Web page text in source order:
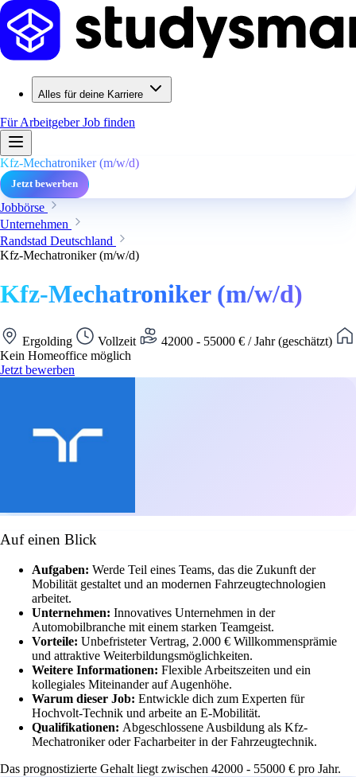
Alles für deine Karriere
Für ArbeitgeberJob finden
Kfz-Mechatroniker (m/w/d)
Jetzt bewerben
Jobbörse
Unternehmen
Randstad Deutschland
Kfz-Mechatroniker (m/w/d)
Kfz-Mechatroniker (m/w/d)
Ergolding Vollzeit
42000 - 55000 € / Jahr (geschätzt)
Kein Homeoffice möglich
Jetzt bewerben
Auf einen Blick
Aufgaben: Werde Teil eines Teams, das die Zukunft der
Mobilität gestaltet und an modernen Fahrzeugtechnologien
arbeitet.
Unternehmen: Innovatives Unternehmen in der
Automobilbranche mit einem starken Teamgeist.
Vorteile: Unbefristeter Vertrag, 2.000 € Willkommensprämie
und attraktive Weiterbildungsmöglichkeiten.
Weitere Informationen: Flexible Arbeitszeiten und ein
kollegiales Miteinander auf Augenhöhe.
Warum dieser Job: Entwickle dich zum Experten für
Hochvolt-Technik und arbeite an E-Mobilität.
Qualifikationen: Abgeschlossene Ausbildung als Kfz-
Mechatroniker oder Facharbeiter in der Fahrzeugtechnik.
Das prognostizierte Gehalt liegt zwischen 42000 - 55000 € pro Jahr.